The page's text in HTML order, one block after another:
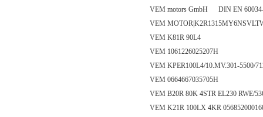
VEM motors GmbH DIN EN 60034-
VEM
VEM K81R 90L4
VEM 1061226025207H
VEM KPER100L4/10.MV.301-5500/
VEM 0664667035705H
VEM B20R 80K 4STR EL230 RWE/
VEM K21R 100LX 4KR